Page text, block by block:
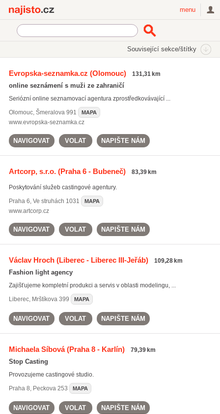
menu
Související sekce/štítky
Evropska-seznamka.cz (Olomouc) 131,31 km
online seznámení s muži ze zahraničí
Seriózní online seznamovací agentura zprostředkovávající ...
Olomouc, Šmeralova 991 MAPA
www.evropska-seznamka.cz
NAVIGOVAT VOLAT NAPIŠTE NÁM
Artcorp, s.r.o.(Praha 6 - Bubeneč) 83,39 km
Poskytování služeb castingové agentury.
Praha 6, Ve struhách 1031 MAPA
www.artcorp.cz
NAVIGOVAT VOLAT NAPIŠTE NÁM
Václav Hroch(Liberec - Liberec III-Jeřáb) 109,28 km
Fashion light agency
Zajišťujeme kompletní produkci a servis v oblasti modelingu, ...
Liberec, Mrštíkova 399 MAPA
NAVIGOVAT VOLAT NAPIŠTE NÁM
Michaela Síbová(Praha 8 - Karlín) 79,39 km
Stop Casting
Provozujeme castingové studio.
Praha 8, Peckova 253 MAPA
NAVIGOVAT VOLAT NAPIŠTE NÁM